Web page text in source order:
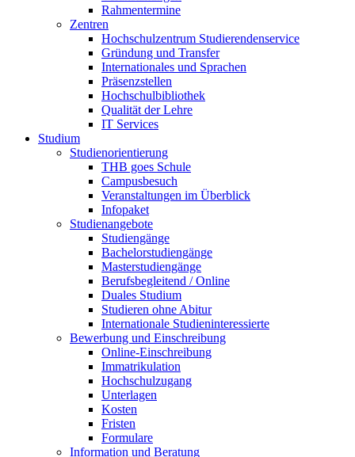
Rahmentermine
Zentren
Hochschulzentrum Studierendenservice
Gründung und Transfer
Internationales und Sprachen
Präsenzstellen
Hochschulbibliothek
Qualität der Lehre
IT Services
Studium
Studienorientierung
THB goes Schule
Campusbesuch
Veranstaltungen im Überblick
Infopaket
Studienangebote
Studiengänge
Bachelorstudiengänge
Masterstudiengänge
Berufsbegleitend / Online
Duales Studium
Studieren ohne Abitur
Internationale Studieninteressierte
Bewerbung und Einschreibung
Online-Einschreibung
Immatrikulation
Hochschulzugang
Unterlagen
Kosten
Fristen
Formulare
Information und Beratung